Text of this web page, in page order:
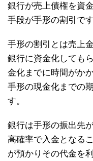
銀行が売上債権を資
手段が手形の割引です
手形の割引とは売上
銀行に資金化しても
金化までに時間がか
手形の現金化までの
す。
銀行は手形の振出先
高確率で入金となる
が預かりその代金を